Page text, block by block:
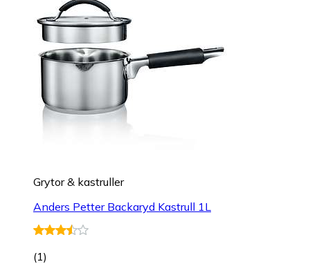
Grytor & kastruller
Anders Petter Backaryd Kastrull 1L
(1)